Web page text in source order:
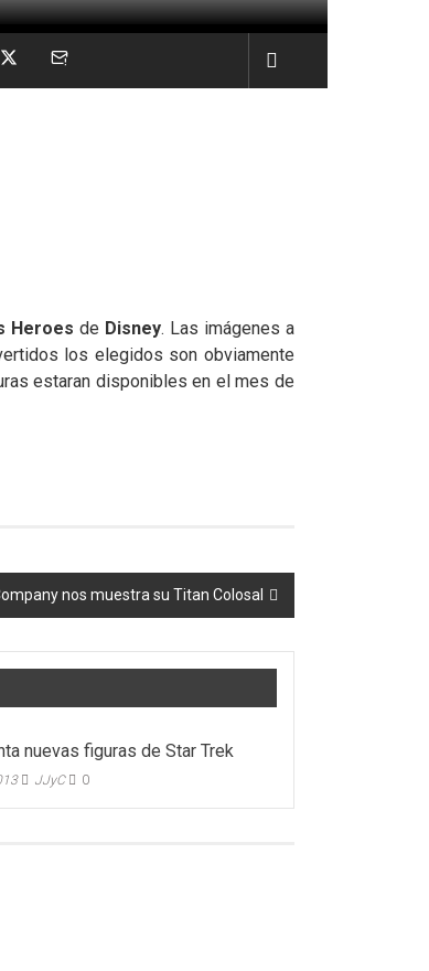
Heroes de Disney. Las imágenes a
los elegidos son obviamente
estaran disponibles en el mes de
nos muestra su Titan Colosal
nuevas figuras de Star Trek
JJyC 0